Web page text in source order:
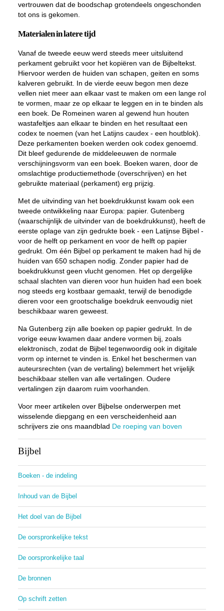
vertrouwen dat de boodschap grotendeels ongeschonden
tot ons is gekomen.
Materialen in latere tijd
Vanaf de tweede eeuw werd steeds meer uitsluitend
perkament gebruikt voor het kopiëren van de Bijbeltekst.
Hiervoor werden de huiden van schapen, geiten en soms
kalveren gebruikt. In de vierde eeuw begon men deze
vellen niet meer aan elkaar vast te maken om een lange rol
te vormen, maar ze op elkaar te leggen en in te binden als
een boek. De Romeinen waren al gewend hun houten
wastafeltjes aan elkaar te binden en het resultaat een
codex te noemen (van het Latijns caudex - een houtblok).
Deze perkamenten boeken werden ook codex genoemd.
Dit bleef gedurende de middeleeuwen de normale
verschijningsvorm van een boek. Boeken waren, door de
omslachtige productiemethode (overschrijven) en het
gebruikte materiaal (perkament) erg prijzig.
Met de uitvinding van het boekdrukkunst kwam ook een
tweede ontwikkeling naar Europa: papier. Gutenberg
(waarschijnlijk de uitvinder van de boekdrukkunst), heeft de
eerste oplage van zijn gedrukte boek - een Latijnse Bijbel -
voor de helft op perkament en voor de helft op papier
gedrukt. Om één Bijbel op perkament te maken had hij de
huiden van 650 schapen nodig. Zonder papier had de
boekdrukkunst geen vlucht genomen. Het op dergelijke
schaal slachten van dieren voor hun huiden had een boek
nog steeds erg kostbaar gemaakt, terwijl de benodigde
dieren voor een grootschalige boekdruk eenvoudig niet
beschikbaar waren geweest.
Na Gutenberg zijn alle boeken op papier gedrukt. In de
vorige eeuw kwamen daar andere vormen bij, zoals
elektronisch, zodat de Bijbel tegenwoordig ook in digitale
vorm op internet te vinden is. Enkel het beschermen van
auteursrechten (van de vertaling) belemmert het vrijelijk
beschikbaar stellen van alle vertalingen. Oudere
vertalingen zijn daarom ruim voorhanden.
Voor meer artikelen over Bijbelse onderwerpen met
wisselende diepgang en een verscheidenheid aan
schrijvers zie ons maandblad De roeping van boven
Bijbel
Boeken - de indeling
Inhoud van de Bijbel
Het doel van de Bijbel
De oorspronkelijke tekst
De oorspronkelijke taal
De bronnen
Op schrift zetten